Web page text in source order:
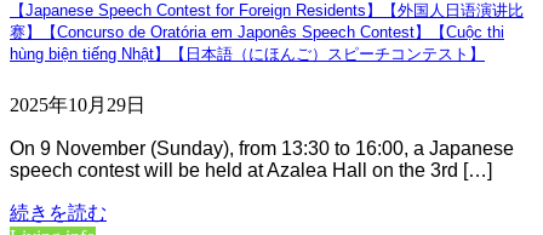
【Japanese Speech Contest for Foreign Residents】【外国人日语演讲比
赛】【Concurso de Oratória em Japonês Speech Contest】【Cuộc thi
hùng biện tiếng Nhật】【日本語（にほんご）スピーチコンテスト】
2025年10月29日
On 9 November (Sunday), from 13:30 to 16:00, a Japanese
speech contest will be held at Azalea Hall on the 3rd […]
続きを読む